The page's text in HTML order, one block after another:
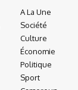
A La Une
Société
Culture
Économie
Politique
Sport